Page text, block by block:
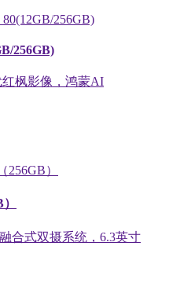
256GB)
红枫影像，鸿蒙AI
合式双摄系统，6.3英寸